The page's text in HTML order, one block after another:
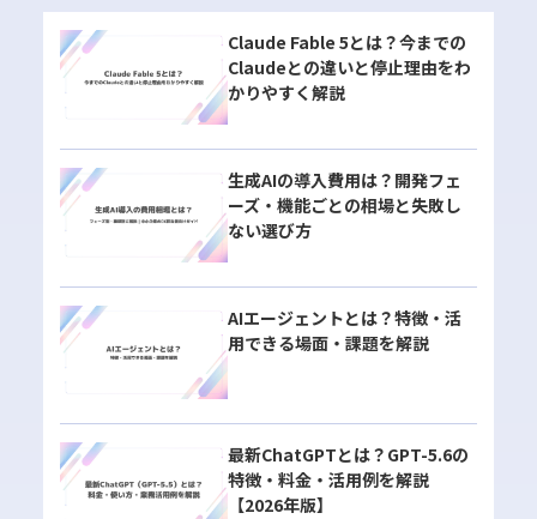
Claude Fable 5とは？今までの
Claudeとの違いと停止理由をわ
かりやすく解説
生成AIの導入費用は？開発フェ
ーズ・機能ごとの相場と失敗し
ない選び方
AIエージェントとは？特徴・活
用できる場面・課題を解説
最新ChatGPTとは？GPT-5.6の
特徴・料金・活用例を解説
【2026年版】